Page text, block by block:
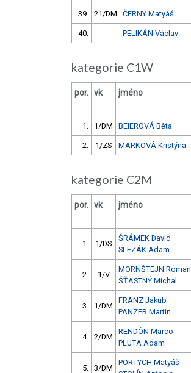
39. 21/DM ČERNÝ Matyáš
40. PELIKÁN Václav
kategorie C1W
por. vk jméno
1. 1/DM BEIEROVÁ Běta
2. 1/ZS MARKOVÁ Kristýna
kategorie C2M
por. vk jméno
1. 1/DS
ŠRÁMEK David
SLEZÁK Adam
2. 1/V
MORNŠTEJN Roman
ŠŤASTNÝ Michal
3. 1/DM
FRANZ Jakub
PANZER Martin
4. 2/DM
RENDÓN Marco
PLUTA Adam
5. 3/DM
PORTYCH Matyáš